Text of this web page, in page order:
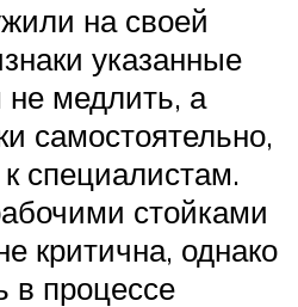
на своей
указанные
медлить, а
самостоятельно,
специалистам.
стойками
критична, однако
в процессе